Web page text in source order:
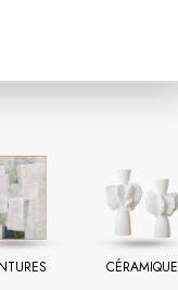
CÉRAMIQUE